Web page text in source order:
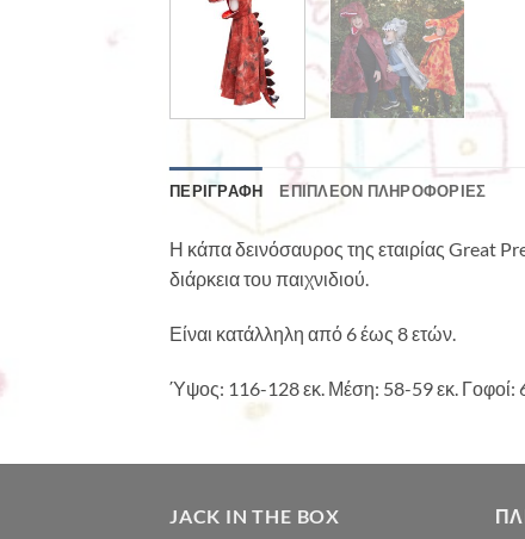
ΠΕΡΙΓΡΑΦΉ ΕΠΙΠΛΈΟΝ ΠΛΗΡΟΦΟΡΊΕΣ
Η κάπα δεινόσαυρος της εταιρίας Great
διάρκεια του παιχνιδιού.
Είναι κατάλληλη από 6 έως 8 ετών.
Ύψος: 116-128 εκ. Μέση: 58-59 εκ. Γοφοί:
JACK IN THE BOX